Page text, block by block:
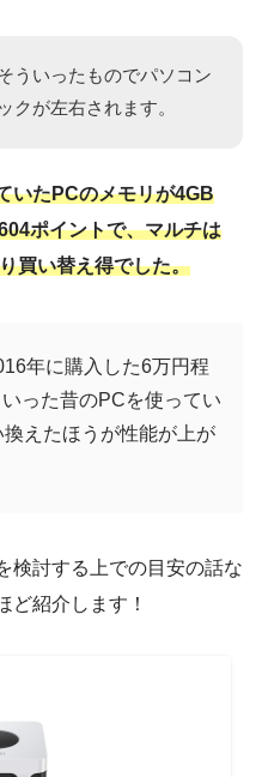
ういったものでパソコン
クが左右されます。
いたPCのメモリが4GB
ポイントで、マルチは
買い替え得でした。
年に購入した6万円程
った昔のPCを使ってい
えたほうが性能が上が
検討する上での目安の話な
ど紹介します！